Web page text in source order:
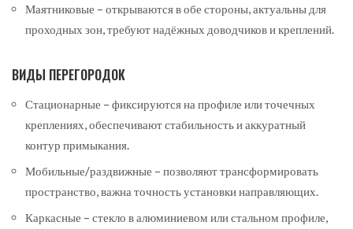
Маятниковые – открываются в обе стороны, актуальны для
проходных зон, требуют надёжных доводчиков и креплений.
ВИДЫ ПЕРЕГОРОДОК
Стационарные – фиксируются на профиле или точечных
креплениях, обеспечивают стабильность и аккуратный
контур примыкания.
Мобильные/раздвижные – позволяют трансформировать
пространство, важна точность установки направляющих.
Каркасные – стекло в алюминиевом или стальном профиле,